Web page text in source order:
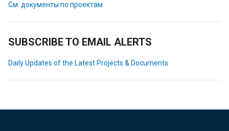
См. документы по проектам
SUBSCRIBE TO EMAIL ALERTS
Daily Updates of the Latest Projects & Documents